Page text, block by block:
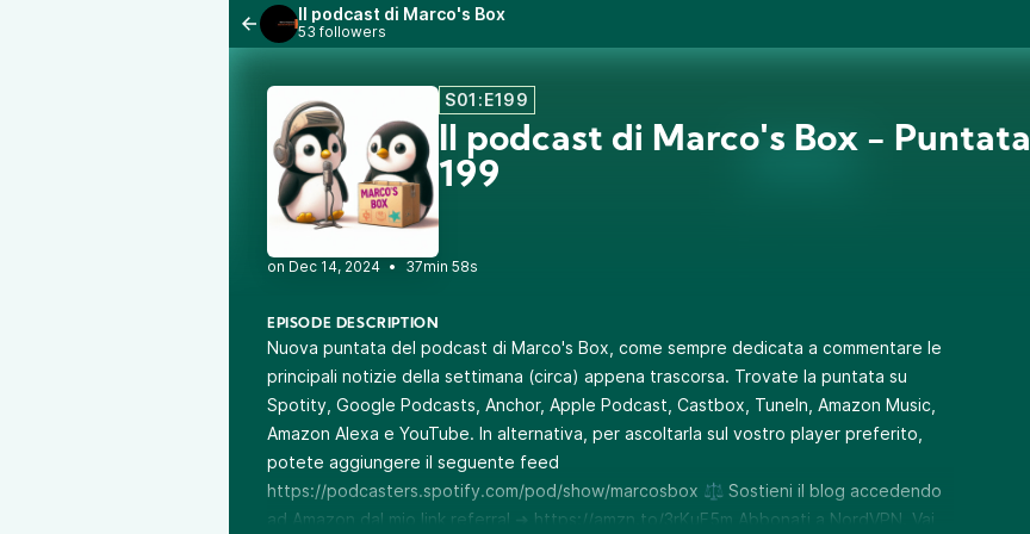
Il podcast di Marco's Box
53 followers
S01:E199
Il podcast di Marco's Box - Puntata
199
• 37min 58s
EPISODE DESCRIPTION
Nuova puntata del podcast di Marco's Box, come sempre dedicata a commentare le
principali notizie della settimana (circa) appena trascorsa. Trovate la puntata su
Spotity, Google Podcasts, Anchor, Apple Podcast, Castbox, TuneIn, Amazon Music,
Amazon Alexa e YouTube. In alternativa, per ascoltarla sul vostro player preferito,
potete aggiungere il seguente feed
https://podcasters.spotify.com/pod/show/marcosbox ⚖️ Sostieni il blog accedendo
ad Amazon dal mio link referral ➜ https://amzn.to/3rKuF5m Abbonati a NordVPN. Vai